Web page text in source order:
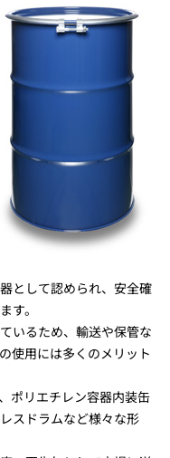
として認められ、安全確
す。
いるため、輸送や保管な
使用には多くのメリット
ポリエチレン容器内装缶
スドラムなど様々な形